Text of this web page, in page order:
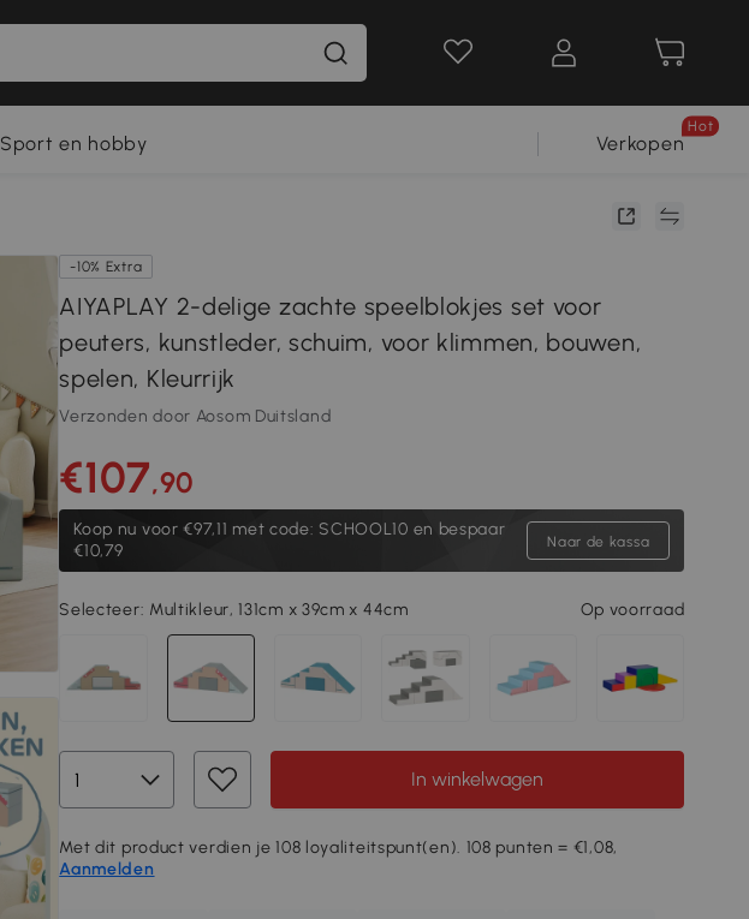
Sport en hobby Verkopen
Hot
-10% Extra
AIYAPLAY 2-delige zachte speelblokjes set voor
peuters, kunstleder, schuim, voor klimmen, bouwen,
spelen, Kleurrijk
Verzonden door Aosom Duitsland
€107,90
Koop nu voor€97,11 met code: SCHOOL10 en bespaar
€10,79
Naar de kassa
Selecteer: Multikleur, 131cm x 39cm x 44cm Op voorraad
In winkelwagen
Met dit product verdien je 108 loyaliteitspunt(en). 108 punten = €1,08,
Aanmelden